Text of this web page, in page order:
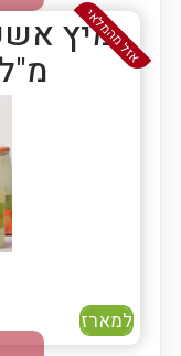
אזל מהמלאי
מ"ל 24 יח' - כשר
למארז